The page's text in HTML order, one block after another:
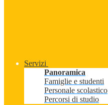
Servizi
Panoramica
Famiglie e studenti
Personale scolastico
Percorsi di studio